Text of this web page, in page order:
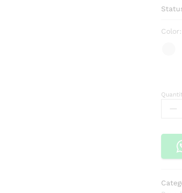
Color: